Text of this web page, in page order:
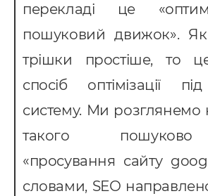
розробка CRM
Система управління
CRM
CRM
маркетинг
перекладі це
пошуковий движок».
трішки простіше, то
спосіб оптімізації
систему. Ми розглянемо
такого
«просування сайту
словами, SЕО